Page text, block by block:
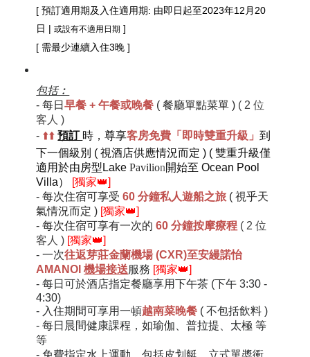
[預訂適用期及 入住適用期: 由即日起至2023年12月20
日 |或設有不適用日期 ]
[ 需最少連續入住3晚 ]
包括︰
-每日早餐 + 午餐或晚餐 ( 餐廳單點菜單 ) ( 2 位
客人 )
- ⬆️⬆️ 預訂 時，尊享客房免費 「即時雙重升級」到
下一個級別 (視酒店供應情況而定 ) ( 雙重升級僅
適用於由房型Lake Pavilion開始至 Ocean Pool
Villa） [獨家👑]
- 每次住宿可享受60 分鐘私人遊船之旅 (視乎天
氣情況而定 ) [獨家👑]
-每次住宿可享有一次的60 分鐘按摩療程 ( 2 位
客人 ) [獨家👑]
- 一次往返芽莊金蘭機場 (CXR)至安縵諾怡
AMANOI機場接送服務 [獨家👑]
- 每日可於酒店指定餐廳享用下午茶 (下午 3:30 -
4:30)
- 入住期間可享用一頓越南菜晚餐 ( 不包括飲料 )
-每日晨間健康課程，如瑜伽、普拉提、太極 等
等